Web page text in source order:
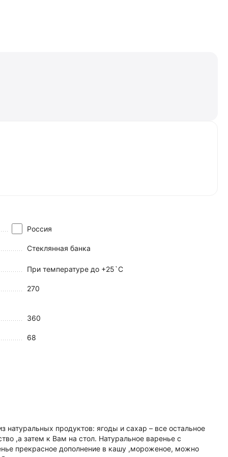
Россия
Стеклянная банка
При температуре до +25`С
270
360
68
продуктов: ягоды и сахар – все остальное
,а затем к Вам на стол. Натуральное варенье с
прекрасное дополнение в кашу ,мороженое, можно